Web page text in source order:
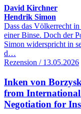
David Kirchner
Hendrik Simon
Dass das Völkerrecht
einer Binse. Doch der
Simon widerspricht in
d…
Rezension / 13.05.2026
Inken von
from
Negotiation for